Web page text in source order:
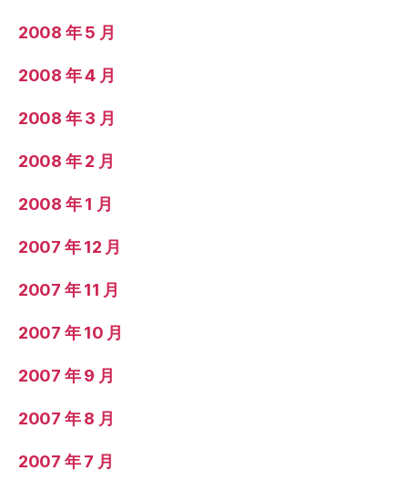
2008 年 5 月
2008 年 4 月
2008 年 3 月
2008 年 2 月
2008 年 1 月
2007 年 12 月
2007 年 11 月
2007 年 10 月
2007 年 9 月
2007 年 8 月
2007 年 7 月